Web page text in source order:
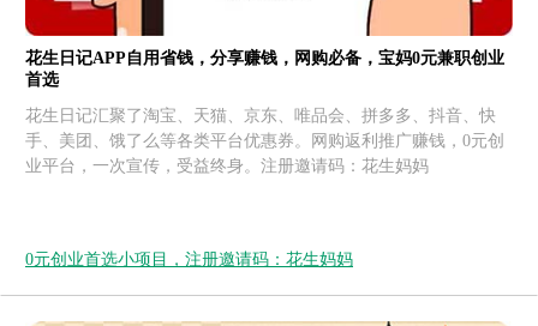
花生日记APP自用省钱，分享赚钱，网购必备，宝妈0元兼职创业
首选
花生日记汇聚了淘宝、天猫、京东、唯品会、拼多多、抖音、快
手、美团、饿了么等各类平台优惠券。网购返利推广赚钱，0元创
业平台，一次宣传，受益终身。注册邀请码：花生妈妈
0元创业首选小项目，注册邀请码：花生妈妈